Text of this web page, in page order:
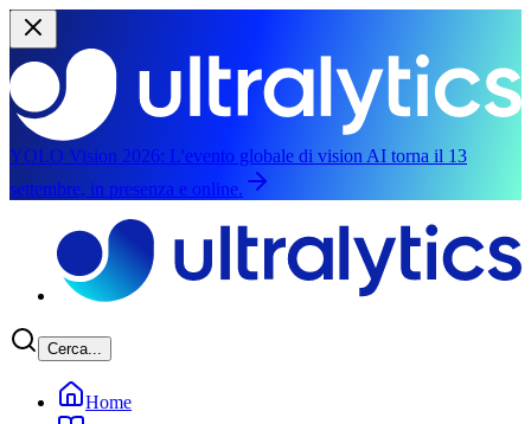
YOLO Vision 2026: L'evento globale di vision AI torna il 13
settembre, in presenza e online.
Cerca...
Home